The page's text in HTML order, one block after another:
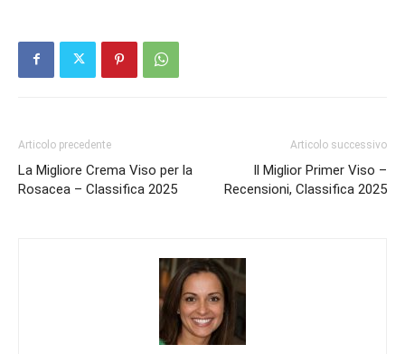
Articolo precedente
La Migliore Crema Viso per la
Rosacea – Classifica 2025
Articolo successivo
Il Miglior Primer Viso –
Recensioni, Classifica 2025